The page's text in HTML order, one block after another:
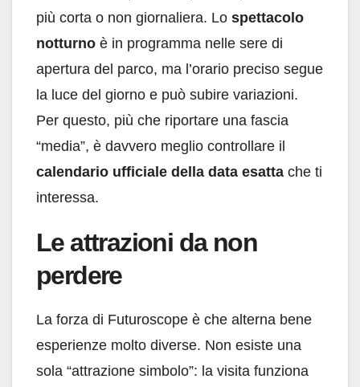
più corta o non giornaliera. Lo spettacolo
notturno è in programma nelle sere di
apertura del parco, ma l’orario preciso segue
la luce del giorno e può subire variazioni.
Per questo, più che riportare una fascia
“media”, è davvero meglio controllare il
calendario ufficiale della data esatta che ti
interessa.
Le attrazioni da non
perdere
La forza di Futuroscope è che alterna bene
esperienze molto diverse. Non esiste una
sola “attrazione simbolo”: la visita funziona